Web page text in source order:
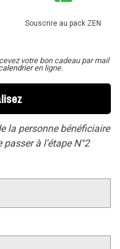
Souscrire au pack ZEN
votre bon cadeau par mail
en ligne.
la personne bénéficiaire
à l'étape N°2